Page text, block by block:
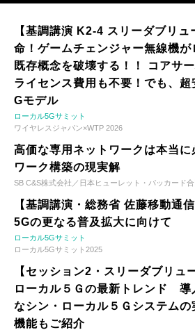
【基調講演 K2-4 スリーダブリュ
命！ゲームチェンジャー無線機
既存概念を破壊する！！ コアサ
ライセンス費用も不要！でも、
Gモデル
ローカル5Gサミット
ワイヤレスジャパン×WTP 2026
高価な専用ネットワークは本当に
ワーク構築の現実解
SB C&S株式会社／日本ヒューレット・パッカード
【基調講演・総務省 佐藤移動通
5Gの更なる普及拡大に向けて
ローカル5Gサミット
ローカル5Gサミット2025
【セッション2・スリーダブリュ
ローカル５Ｇの最新トレンド 導
なシン・ローカル５Ｇシステム
機能もご紹介